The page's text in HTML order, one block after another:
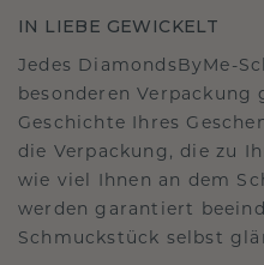
IN LIEBE GEWICKELT
Jedes DiamondsByMe-
besonderen
Geschichte Ihres
die Verpackung, die zu
wie viel Ihnen an dem
werden garantiert
Schmuckstück selbst